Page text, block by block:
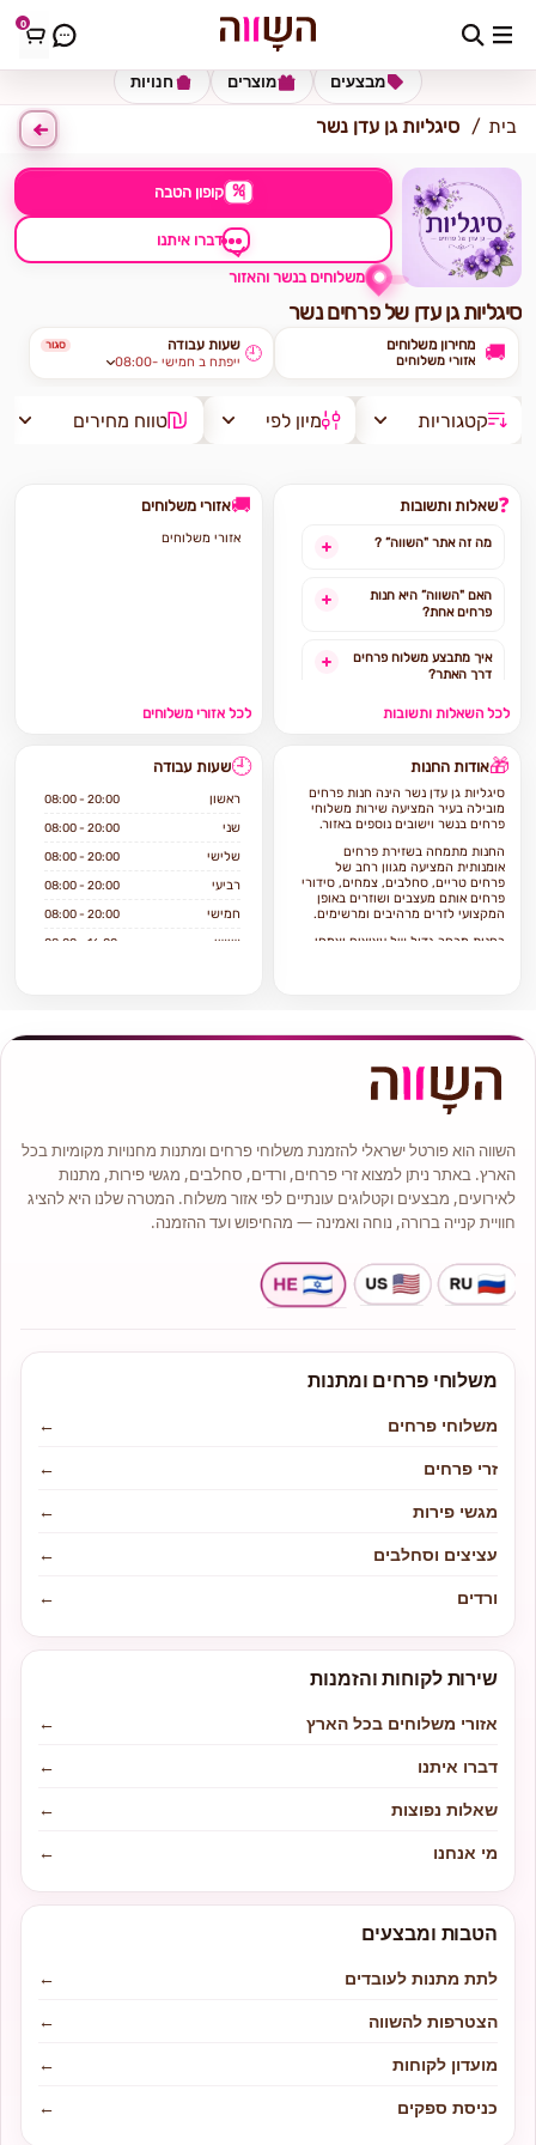
0 כתובת למשלוח הזינו כתובת
חנויות מוצרים מבצעים
בית סיגליות גן עדן נשר
% קופון הטבה
דברו איתנו
משלוחים בנשר והאזור
סיגליות גן עדן של פרחים נשר
מחירון משלוחים
אזורי משלוחים 🚚 שעות עבודה סגור
08:00- ייפתח ב חמישי 🕘
קטגוריות מיון לפי טווח מחירים
❓שאלות ותשובות
מה זה אתר "השווה” ?
האם "השווה” היא חנות
פרחים אחת?
איך מתבצע משלוח פרחים
דרך האתר?
האם ניתן להזמין משלוח
להזמין משלוחים?
אילו מוצרים אפשר להזמין
באתר?
לכל השאלות ותשובות
🚚אזורי משלוחים
אזורי משלוחים
לכל אזורי משלוחים
🎁אודות החנות
סיגליות גן עדן נשר הינה חנות פרחים
מובילה בעיר המציעה שירות משלוחי
פרחים בנשר וישובים נוספים באזור.
החנות מתמחה בשזירת פרחים
אומנותית המציעה מגוון רחב של
פרחים טריים, סחלבים, צמחים, סידורי
פרחים אותם מעצבים ושוזרים באופן
המקצועי לזרים מרהיבים ומרשימים.
בחנות מבחר גדול של עציצים וצמחי
ויחס טוב ללקוח, איכות וטריות
כל זר או סידור יגיע עד בית המקבל על
ידי שליח מנוסה תוך הקפדה על טריות
ושלמות הפרחים.
איכותיים כגון: ורדים, סחלבים, ליליות,
חרציות ,שושן צחור ועוד.
לנו ניסיון רב והתמחות בעיצוב אירועים
ולכן אם ברצונכם להתאים פרחים
לאירוע אם זה בר מצווה, יום הולדת או
בחנות תמיד תמצאו מבחר זרים
בעיצובים שונים, זרי כלה, צמחי בית
ייחודי ועוד.
🕘שעות עבודה
ראשון 08:00 - 20:00
שני 08:00 - 20:00
שלישי 08:00 - 20:00
רביעי 08:00 - 20:00
חמישי 08:00 - 20:00
שישי 08:00 - 16:00
השווה הוא פורטל ישראלי להזמנת משלוחי פרחים ומתנות מחנויות מקומיות בכל
הארץ. באתר ניתן למצוא זרי פרחים, ורדים, סחלבים, מגשי פירות, מתנות
לאירועים, מבצעים וקטלוגים עונתיים לפי אזור משלוח. המטרה שלנו היא להציג
חוויית קנייה ברורה, נוחה ואמינה — מהחיפוש ועד ההזמנה.
משלוחי פרחים ומתנות
משלוחי פרחים
←
זרי פרחים
←
מגשי פירות
←
עציצים וסחלבים
←
ורדים
←
שירות לקוחות והזמנות
אזורי משלוחים בכל הארץ
←
דברו איתנו
←
שאלות נפוצות
←
מי אנחנו
←
הטבות ומבצעים
לתת מתנות לעובדים
←
הצטרפות להשווה
←
מועדון לקוחות
←
כניסת ספקים
←